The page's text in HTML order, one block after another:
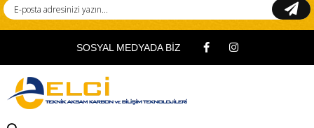
SOSYAL MEDYADA BİZ